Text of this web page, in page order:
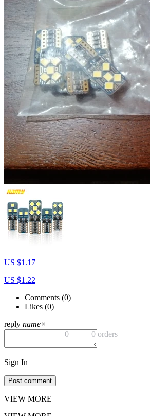
US $1.17
US $1.22
0 0 orders
Comments (0)
Likes (0)
reply name×
Sign In
Post comment
VIEW MORE